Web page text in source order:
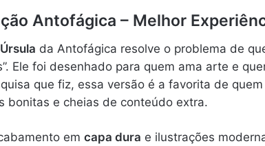
Antofágica – Melhor
Úrsula da Antofágica resolve o problema de
Ele foi desenhado para quem ama arte e
que fiz, essa versão é a favorita de
bonitas e cheias de conteúdo extra.
em capa dura e ilustrações